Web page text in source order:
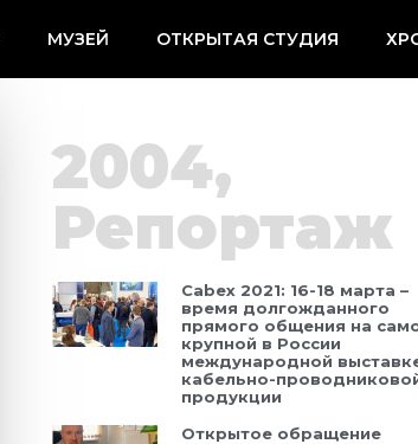
МУЗЕЙ ОТКРЫТАЯ СТУДИЯ
2004,
Репортаж
Cabex 2021: 16-18 марта –
время долгожданного
прямого общения на
крупной в России
международной
кабельно-
продукции
Открытое обращение